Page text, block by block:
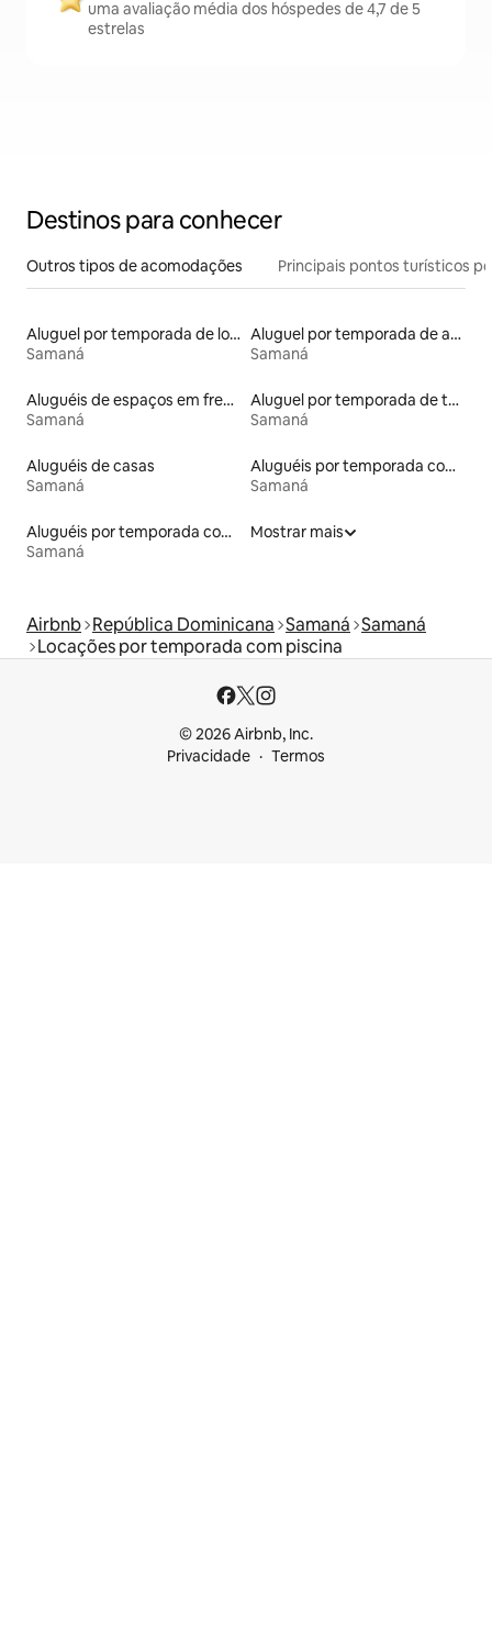
uma avaliação média dos hóspedes de 4,7 de 5
estrelas
Destinos para conhecer
Outros tipos de acomodações Principais pontos turísticos
Aluguel por temporada de lofts
Samaná
Aluguel por temporada de apart-hotéis
Samaná
Aluguéis de espaços em frente à praia
Samaná
Aluguel por temporada de townhouses
Samaná
Aluguéis de casas
Samaná
Aluguéis por temporada com caiaque
Samaná
Aluguéis por temporada com café da manhã
Samaná
Mostrar mais
Airbnb República Dominicana Samaná Samaná
Locações por temporada com piscina
© 2026 Airbnb, Inc.
Privacidade
Termos